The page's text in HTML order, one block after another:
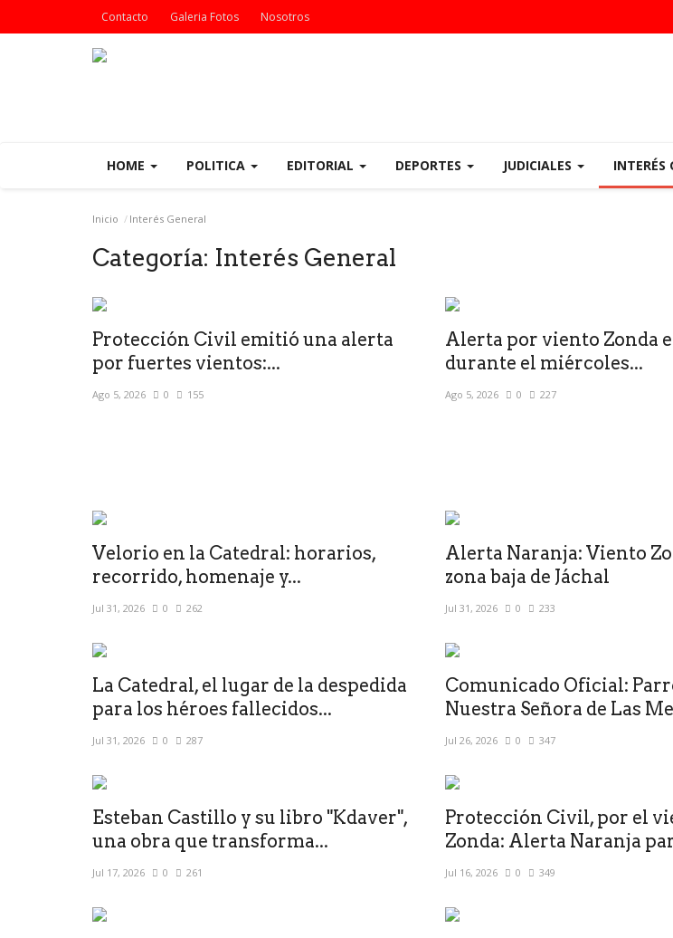
Contacto Galeria Fotos Nosotros
HOME POLITICA EDITORIAL DEPORTES JUDICIALES INTERÉS
Inicio Interés General
Categoría: Interés General
Protección Civil emitió una alerta
por fuertes vientos:...
Ago 5, 2026 0 155
Alerta por viento Zonda
durante el miércoles...
Ago 5, 2026 0 227
Velorio en la Catedral: horarios,
recorrido, homenaje y...
Jul 31, 2026 0 262
Alerta Naranja: Viento
zona baja de Jáchal
Jul 31, 2026 0 233
La Catedral, el lugar de la despedida
para los héroes fallecidos...
Jul 31, 2026 0 287
Comunicado Oficial:
Nuestra Señora de Las
Jul 26, 2026 0 347
Esteban Castillo y su libro "Kdaver",
una obra que transforma...
Jul 17, 2026 0 261
Protección Civil, por el
Zonda: Alerta Naranja
Jul 16, 2026 0 349